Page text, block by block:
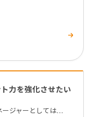
力を強化させたい
ージャーとしては…